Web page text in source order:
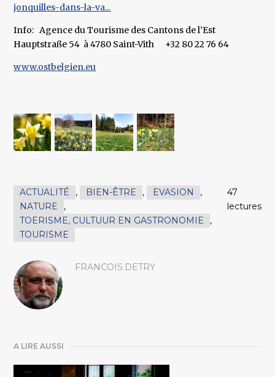
jonquilles-dans-la-va...
Info: Agence du Tourisme des Cantons de l’Est
Hauptstraße 54 à 4780 Saint-Vith +32 80 22 76 64
www.ostbelgien.eu
ACTUALITÉ , BIEN-ÊTRE , EVASION
,
NATURE
,
TOERISME, CULTUUR EN GASTRONOMIE
,
TOURISME
47
lectures
FRANCOIS.DETRY
A LIRE AUSSI